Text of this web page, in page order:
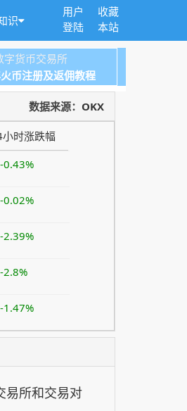
识
用户
登陆
收藏
本站
字货币交易所
币注册及返佣教程
数据来源： OKX
时涨跌幅
7.2%
-0.62%
-0.43%
-0.64%
易所和交易对